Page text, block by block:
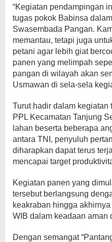
“Kegiatan pendampingan
tugas pokok Babinsa
Swasembada Pangan.
memantau, tetapi juga
petani agar lebih giat
panen yang melimpah
pangan di wilayah akan
Usmawan di sela-sela
Turut hadir dalam
PPL Kecamatan Tanjung
lahan beserta beberapa
antara TNI, penyuluh
diharapkan dapat terus
mencapai target
Kegiatan panen yang
tersebut berlangsung
keakraban hingga
WIB dalam keadaan aman
Dengan semangat